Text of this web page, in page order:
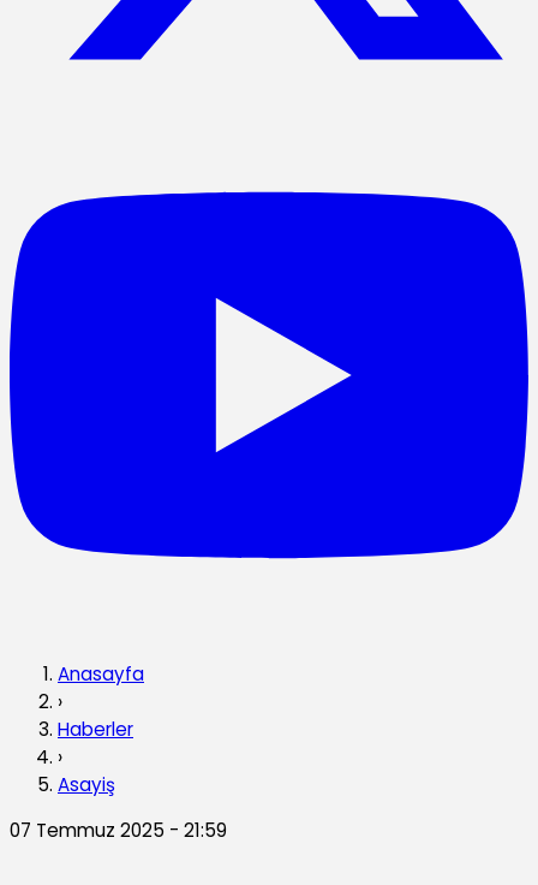
Anasayfa
›
Haberler
›
Asayiş
07 Temmuz 2025 - 21:59